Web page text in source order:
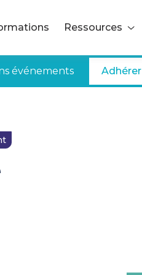
Ressources
événements Adhérer